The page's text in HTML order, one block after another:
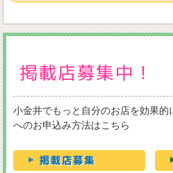
小金井でもっと自分のお店を効果的
へのお申込み方法はこちら